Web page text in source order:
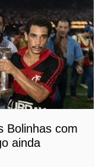
Bolinhas com
ainda